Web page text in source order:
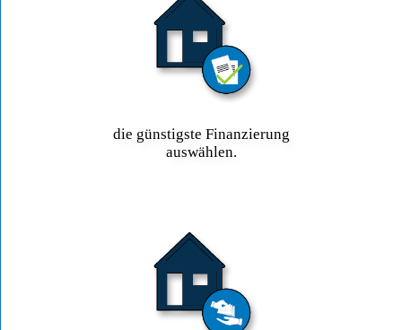
die günstigste Finanzierung
auswählen.